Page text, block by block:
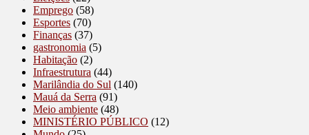
Emprego (58)
Esportes (70)
Finanças (37)
gastronomia (5)
Habitação (2)
Infraestrutura (44)
Marilândia do Sul (140)
Mauá da Serra (91)
Meio ambiente (48)
MINISTÉRIO PÚBLICO (12)